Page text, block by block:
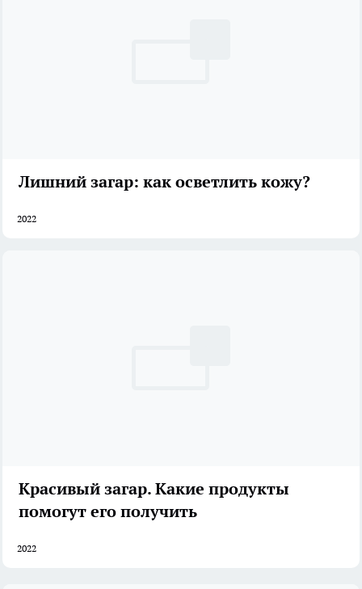
Лишний загар: как осветлить кожу?
2022
Красивый загар. Какие продукты
помогут его получить
2022